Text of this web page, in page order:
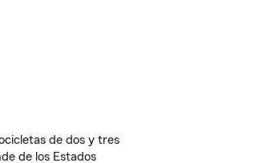
de dos y tres
de los Estados